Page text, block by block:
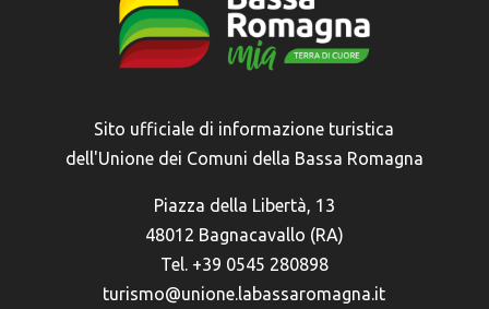
Sito ufficiale di informazione turistica
dell'Unione dei Comuni della Bassa Romagna
Piazza della Libertà, 13
48012 Bagnacavallo (RA)
Tel. +39 0545 280898
turismo@unione.labassaromagna.it